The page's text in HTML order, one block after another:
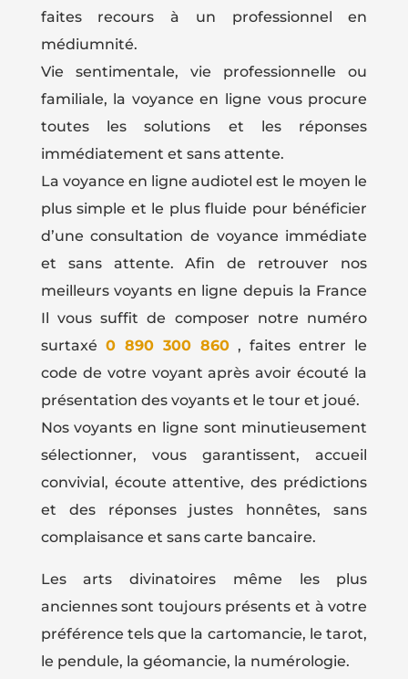
faites recours à un professionnel en
médiumnité.
Vie sentimentale, vie professionnelle ou
familiale, la voyance en ligne vous procure
toutes les solutions et les réponses
immédiatement et sans attente.
La voyance en ligne audiotel est le moyen le
plus simple et le plus fluide pour bénéficier
d’une consultation de voyance immédiate
et sans attente. Afin de retrouver nos
meilleurs voyants en ligne depuis la France
Il vous suffit de composer notre numéro
surtaxé 0 890 300 860 , faites entrer le
code de votre voyant après avoir écouté la
présentation des voyants et le tour et joué.
Nos voyants en ligne sont minutieusement
sélectionner, vous garantissent, accueil
convivial, écoute attentive, des prédictions
et des réponses justes honnêtes, sans
complaisance et sans carte bancaire.
Les arts divinatoires même les plus
anciennes sont toujours présents et à votre
préférence tels que la cartomancie, le tarot,
le pendule, la géomancie, la numérologie.